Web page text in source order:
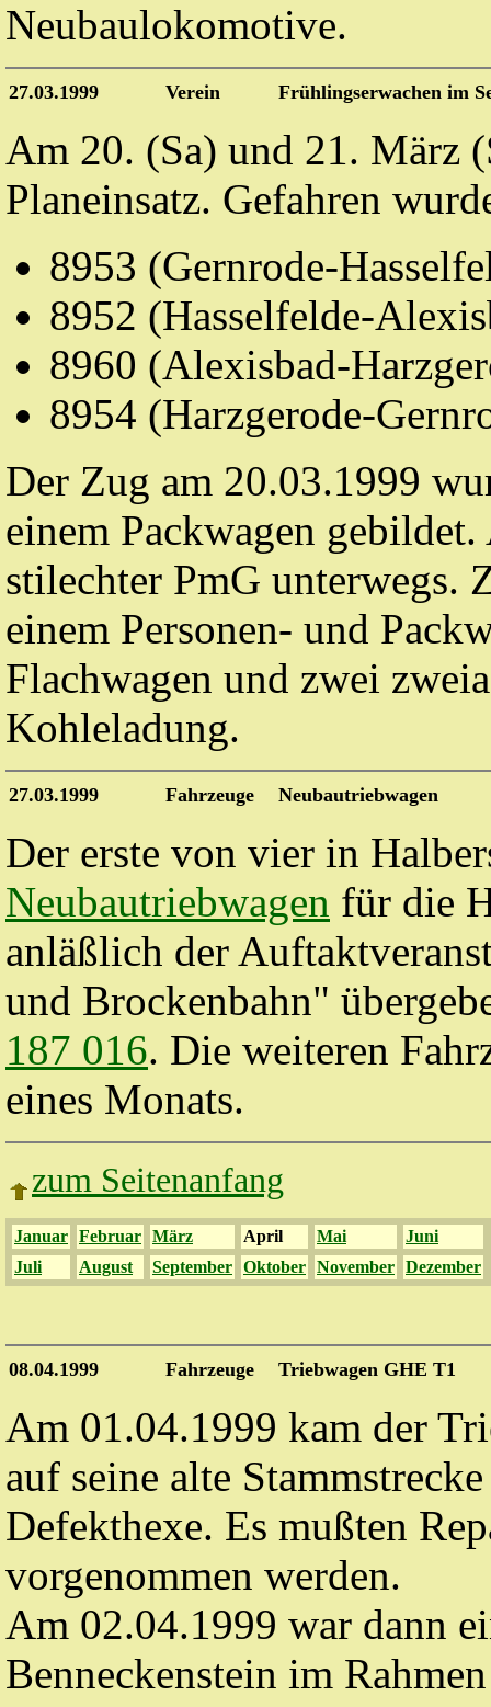
Neubaulokomotive.
27.03.1999 Verein Frühlingserwachen im
Am 20. (Sa) und 21. März
Planeinsatz. Gefahren
8953 (Gernrode-
8952 (Hasselfelde-
8960 (Alexisbad-
8954 (Harzgerode-
Der Zug am 20.03.1999
einem Packwagen
stilechter PmG unterwegs.
einem Personen- und
Flachwagen und zwei
Kohleladung.
27.03.1999 Fahrzeuge Neubautriebwagen
Der erste von vier in
Neubautriebwagen für die
anläßlich der
und Brockenbahn"
187 016. Die weiteren
eines Monats.
zum Seitenanfang
Januar Februar März April Mai
Juni
Juli
August September Oktober November Dezember
08.04.1999 Fahrzeuge Triebwagen GHE T1
Am 01.04.1999 kam der
auf seine alte
Defekthexe. Es mußten
vorgenommen werden.
Am 02.04.1999 war dann
Benneckenstein im